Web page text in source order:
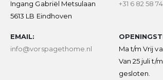
Ingang Gabriël Metsulaan
5613 LB Eindhoven
+31 6 82 58
EMAIL:
info@vorspagethome.nl
Ma t/m Vrij
Van 25 juli t/
gesloten.